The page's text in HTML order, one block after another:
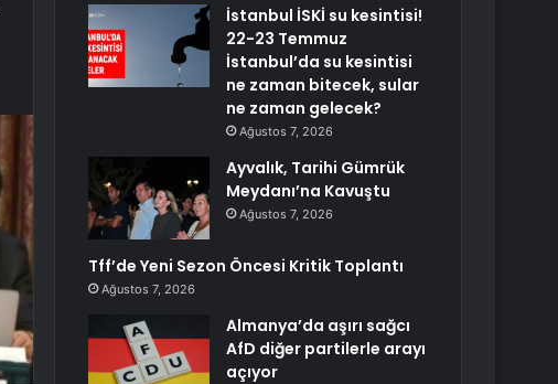
İstanbul İSKİ su kesintisi!
22-23 Temmuz
İstanbul’da su kesintisi
ne zaman bitecek, sular
ne zaman gelecek?
Ağustos 7, 2026
Ayvalık, Tarihi Gümrük
Meydanı’na Kavuştu
Ağustos 7, 2026
Tff’de Yeni Sezon Öncesi Kritik Toplantı
Ağustos 7, 2026
Almanya’da aşırı sağcı
AfD diğer partilerle arayı
açıyor